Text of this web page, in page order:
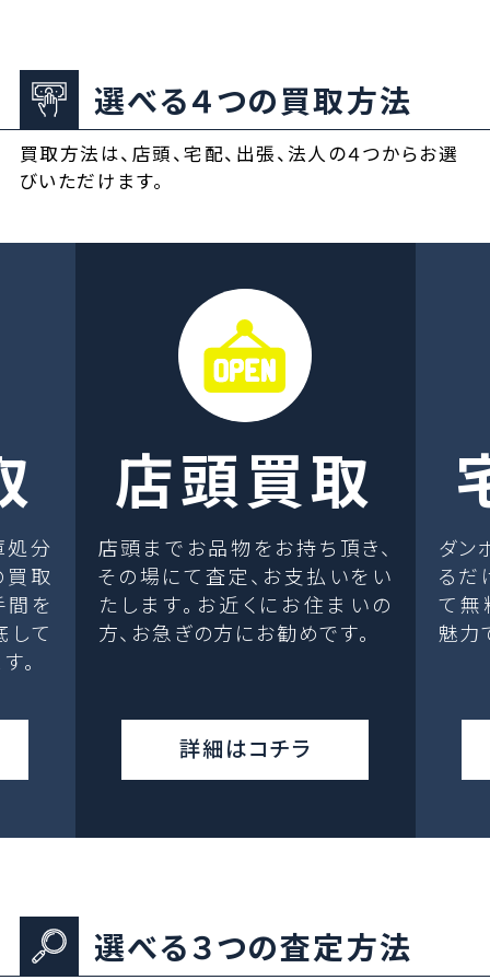
選べる４つの買取方法
買取方法は、店頭、宅配、出張、法人の４つからお選
びいただけます。
処分
取
間を
して
。
店頭買取
店頭までお品物をお持ち頂き、
その場にて査定、お支払いをい
たします。お近くにお住まいの
方、お急ぎの方にお勧めです。
詳細はコチラ
ダン
るだ
て無
魅力
選べる３つの査定方法